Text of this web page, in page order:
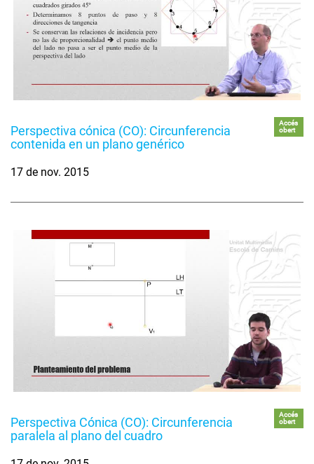
Perspectiva cónica (CO): Circunferencia
contenida en un plano genérico
Accés
obert
17 de nov. 2015
Perspectiva Cónica (CO): Circunferencia
paralela al plano del cuadro
Accés
obert